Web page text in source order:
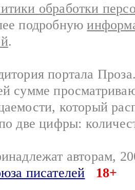
обработки
подробную
.
портала
сумме
который
две цифры:
авторам,
писателей
18+